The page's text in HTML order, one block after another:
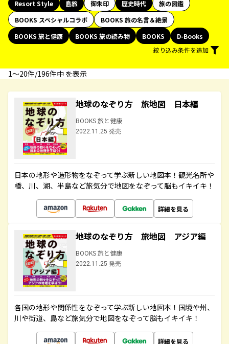
Resort Style
島旅 御朱印 歴史時代
旅の図鑑
BOOKS スペシャルコラボ
BOOKS 旅の名言＆絶景
BOOKS 旅と健康
BOOKS 旅の読み物 BOOKS
D-Books
絞り込み条件を追加
1〜20件/196件中 を表示
地球のなぞり方 旅地図 日本編
BOOKS 旅と健康
2022.11.25 発売
日本の地形や造形物をなぞって学ぶ新しい地図本！観光名所や
橋、川、湖、半島など旅気分で地図をなぞって脳もイキイキ！
詳細を見る
地球のなぞり方 旅地図 アジア編
BOOKS 旅と健康
2022.11.25 発売
各国の地形や関係性をなぞって学ぶ新しい地図本！国境や州、
川や街道、島など旅気分で地図をなぞって脳もイキイキ！
詳細を見る